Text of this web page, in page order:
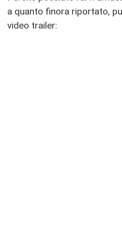
a quanto finora riportato,
video trailer: